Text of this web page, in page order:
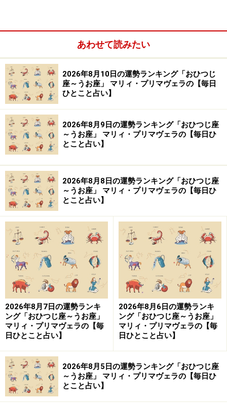
おうし座（4月20日～5月20日生まれ）
運気は悪くないのですが、心にブレーキがかかっていま
す。好きなことや楽しいことをしているはずなのに、前
ほど夢中になれない自分がいることに気づくでしょう。
人生のパターンが変わり始めていて、次の段階へ進めと
背中を押されているのです。先延ばしにしている課題、
向き合わなければいけない現実に手をつけると、運気と
気持ちがあってくるはず。
っきりとした部屋で迎える年末年始を目指して。本業
は、確認をしっかり。愛は、セックスレス解消のチャン
ス。スキンシップも多めで。
あわせて読みたい
2026年8月10日の運勢ランキング「おひつじ
座～うお座」 マリィ・プリマヴェラの【毎日
ひとこと占い】
2026年8月9日の運勢ランキング「おひつじ座
～うお座」 マリィ・プリマヴェラの【毎日ひ
とこと占い】
2026年8月8日の運勢ランキング「おひつじ座
～うお座」 マリィ・プリマヴェラの【毎日ひ
とこと占い】
2026年8月7日の運勢ランキ
ング「おひつじ座～うお座」
マリィ・プリマヴェラの【毎
日ひとこと占い】
2026年8月6日の運勢ランキ
ング「おひつじ座～うお座」
マリィ・プリマヴェラの【毎
日ひとこと占い】
2026年8月5日の運勢ランキング「おひつじ座
～うお座」 マリィ・プリマヴェラの【毎日ひ
とこと占い】